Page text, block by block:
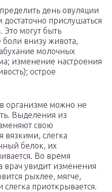
день овуляции
прислушаться
могут быть
внизу живота,
молочных
изменение настроения
острое
организме можно не
Выделения из
свою
вязкими, слегка
белок, их
Во время
врач увидит изменения
рыхлее, мягче,
приоткрывается.